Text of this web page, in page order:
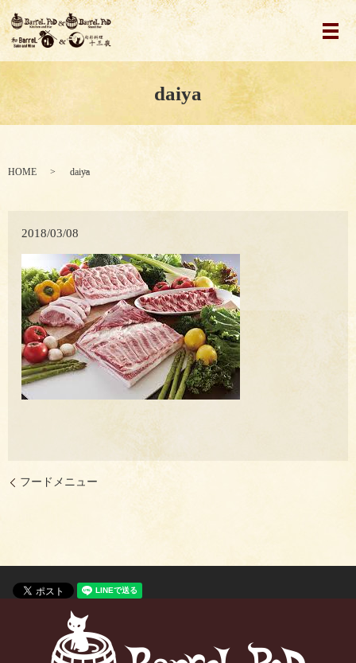
メ
daiya
HOME daiya
2018/03/08
フードメニュー